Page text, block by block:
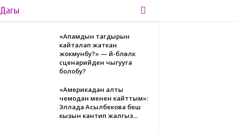
Дагы
«Апамдын тагдырын
кайталап жаткан
жокмунбу?» — үй-бүлөлүк
сценарийден чыгууга
болобу?
«Америкадан алты
чемодан менен кайттым»:
Эллада Асылбекова беш
кызын кантип жалгыз...